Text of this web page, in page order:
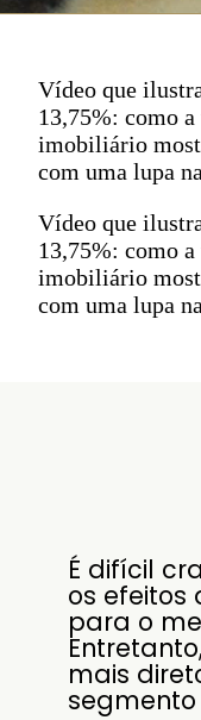
Vídeo que
13,75%: como
imobiliário
com uma lupa
Vídeo que
13,75%: como
imobiliário
com uma lupa
É difícil
os efeitos
para o
mais